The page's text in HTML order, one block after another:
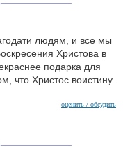
людям, и все мы
Христова в
подарка для
что Христос воистину
оценить / обсудить